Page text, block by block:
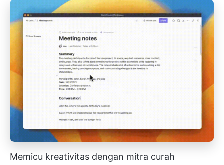
Memicu kreativitas dengan mitra curah